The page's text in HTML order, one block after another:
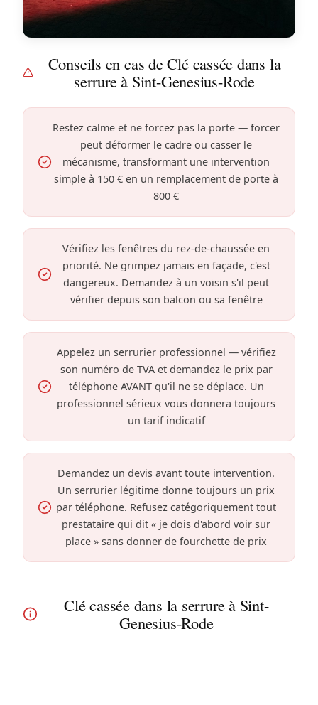
Conseils en cas de Clé cassée dans la
serrure à Sint-Genesius-Rode
Restez calme et ne forcez pas la porte — forcer
peut déformer le cadre ou casser le
mécanisme, transformant une intervention
simple à 150 € en un remplacement de porte à
800 €
Vérifiez les fenêtres du rez-de-chaussée en
priorité. Ne grimpez jamais en façade, c'est
dangereux. Demandez à un voisin s'il peut
vérifier depuis son balcon ou sa fenêtre
Appelez un serrurier professionnel — vérifiez
son numéro de TVA et demandez le prix par
téléphone AVANT qu'il ne se déplace. Un
professionnel sérieux vous donnera toujours
un tarif indicatif
Demandez un devis avant toute intervention.
Un serrurier légitime donne toujours un prix
par téléphone. Refusez catégoriquement tout
prestataire qui dit « je dois d'abord voir sur
place » sans donner de fourchette de prix
Clé cassée dans la serrure à Sint-
Genesius-Rode